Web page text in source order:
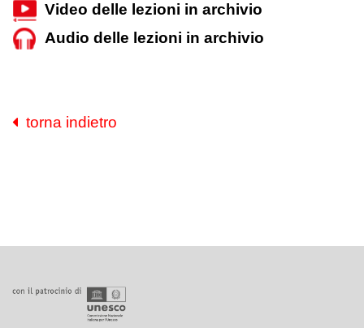
Video delle lezioni in archivio
Audio delle lezioni in archivio
torna indietro